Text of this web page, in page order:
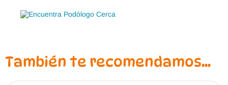
También te recomendamos…